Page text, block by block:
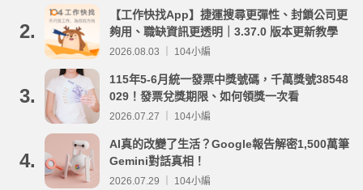
2.
【工作快找App】捷運搜尋更彈性、封鎖公司更
夠用、職缺資訊更透明｜3.37.0 版本更新教學
2026.08.03 ｜ 104小編
3.
115年5-6月統一發票中獎號碼，千萬獎號38548
029！發票兌獎期限、如何領獎一次看
2026.07.27 ｜ 104小編
4.
AI真的改變了生活？Google報告解密1,500萬筆
Gemini對話真相！
2026.07.29 ｜ 104小編